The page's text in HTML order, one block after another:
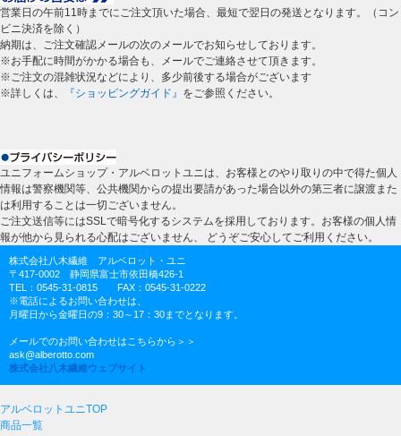
営業日の午前11時までにご注文頂いた場合、最短で翌日の発送となります。（コン
ビニ決済を除く）
納期は、ご注文確認メールの次のメールでお知らせしております。
※お手配に時間がかかる場合も、メールでご連絡させて頂きます。
※ご注文の混雑状況などにより、多少前後する場合がございます
※詳しくは、
『ショッピングガイド』 をご参照ください。
ユニフォームショップ・アルベロットユニは、お客様とのやり取りの中で得た個人
情報は警察機関等、公共機関からの提出要請があった場合以外の第三者に譲渡また
は利用することは一切ございません。
ご注文送信等にはSSLで暗号化するシステムを採用しております。お客様の個人情
報が他から見られる心配はございません、 どうぞご安心してご利用ください。
株式会社八木繊維 アルベロット・ユニ
〒417-0002 静岡県富士市依田橋426-1
TEL：0545-31-0815 FAX：0545-31-0222
※電話によるお問い合わせは、
月曜日から金曜日の9：30～17：30までとなります。
メールでのお問い合わせはこちらから＞＞
ask@alberotto.com
株式会社八木繊維ウェブサイト
アルベロットユニTOP
商品一覧